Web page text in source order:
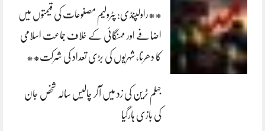
**راولپنڈی: پٹرولیم مصنوعات کی قیمتوں میں
اضافے اور مہنگائی کے خلاف جماعت اسلامی
کا دھرنا، شہریوں کی بڑی تعداد کی شرکت**
جہلم ٹرین کی زد میں آکر چالیس سالہ شخص جان
کی بازی ہارگیا